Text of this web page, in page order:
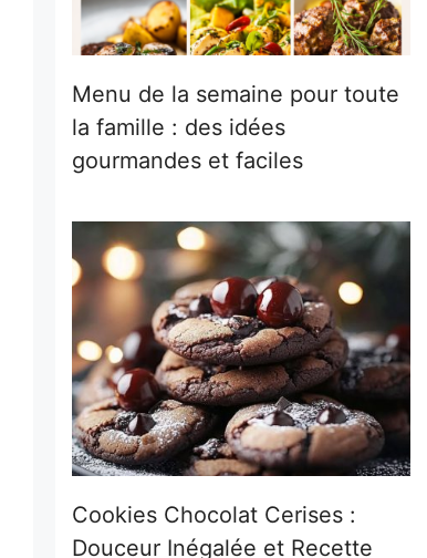
Menu de la semaine pour toute
la famille : des idées
gourmandes et faciles
Cookies Chocolat Cerises :
Douceur Inégalée et Recette